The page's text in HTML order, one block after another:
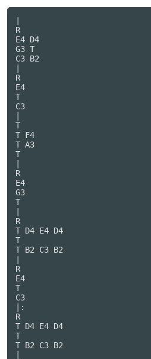
R
E4 D4
G3 T
C3 B2
R
E4
T
C3
T
T F4
T A3
T
R
E4
G3
T
R
T D4 E4 D4
T
T B2 C3 B2
R
E4
T
C3
|:
R
T D4 E4 D4
T
T B2 C3 B2